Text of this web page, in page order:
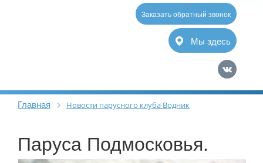
Заказать обратный звонок
Мы здесь
Главная Новости парусного клуба Водник
Паруса Подмосковья.